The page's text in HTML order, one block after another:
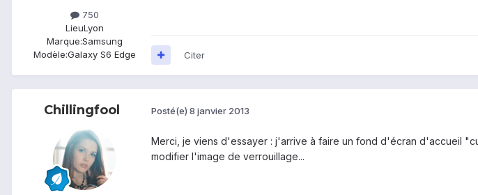
750
LieuLyon
Marque:Samsung
Modèle:Galaxy S6 Edge Citer
Chillingfool Posté(e) 8 janvier 2013
Merci, je viens d'essayer : j'arrive à faire un fond d'écran d'accueil
modifier l'image de verrouillage...